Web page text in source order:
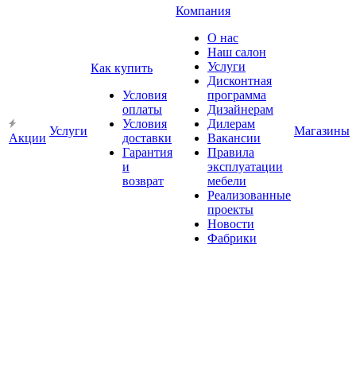
Акции
Услуги
Как купить
Условия
оплаты
Условия
доставки
Гарантия
и
возврат
Компания
О нас
Наш салон
Услуги
Дисконтная
программа
Дизайнерам
Дилерам
Вакансии
Правила
эксплуатации
мебели
Реализованные
проекты
Новости
Фабрики
Магазины